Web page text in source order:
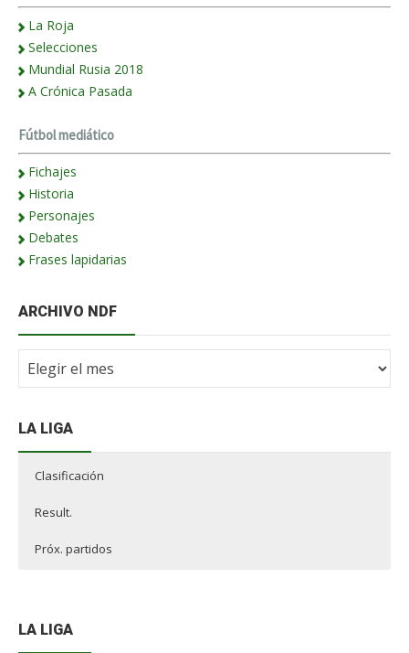
La Roja
Selecciones
Mundial Rusia 2018
A Crónica Pasada
Fútbol mediático
Fichajes
Historia
Personajes
Debates
Frases lapidarias
ARCHIVO NDF
Archivo
LA LIGA
Clasificación
Result.
Próx. partidos
LA LIGA